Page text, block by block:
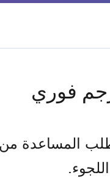
فوري
المساعدة